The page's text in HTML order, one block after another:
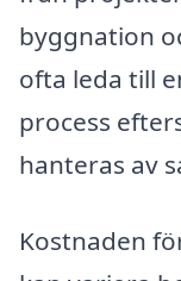
byggnation
ofta leda till
process
hanteras av
Kostnaden